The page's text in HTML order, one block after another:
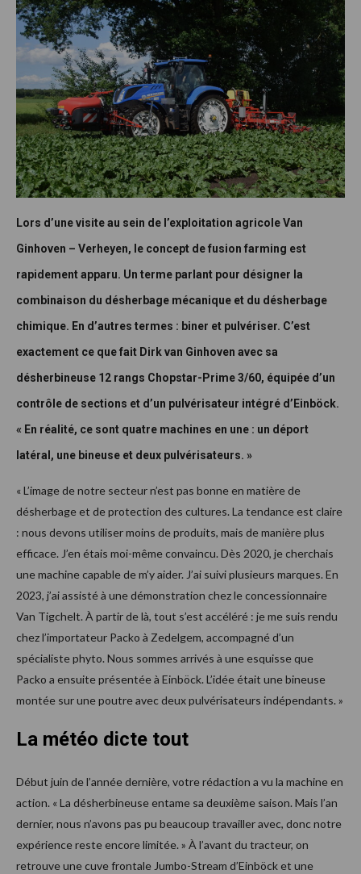
Lors d’une visite au sein de l’exploitation agricole Van
Ginhoven – Verheyen, le concept de fusion farming est
rapidement apparu. Un terme parlant pour désigner la
combinaison du désherbage mécanique et du désherbage
chimique. En d’autres termes : biner et pulvériser. C’est
exactement ce que fait Dirk van Ginhoven avec sa
désherbineuse 12 rangs Chopstar-Prime 3/60, équipée d’un
contrôle de sections et d’un pulvérisateur intégré d’Einböck.
« En réalité, ce sont quatre machines en une : un déport
latéral, une bineuse et deux pulvérisateurs. »
« L’image de notre secteur n’est pas bonne en matière de
désherbage et de protection des cultures. La tendance est claire
: nous devons utiliser moins de produits, mais de manière plus
efficace. J’en étais moi-même convaincu. Dès 2020, je cherchais
une machine capable de m’y aider. J’ai suivi plusieurs marques. En
2023, j’ai assisté à une démonstration chez le concessionnaire
Van Tigchelt. À partir de là, tout s’est accéléré : je me suis rendu
chez l’importateur Packo à Zedelgem, accompagné d’un
spécialiste phyto. Nous sommes arrivés à une esquisse que
Packo a ensuite présentée à Einböck. L’idée était une bineuse
montée sur une poutre avec deux pulvérisateurs indépendants. »
La météo dicte tout
Début juin de l’année dernière, votre rédaction a vu la machine en
action. « La désherbineuse entame sa deuxième saison. Mais l’an
dernier, nous n’avons pas pu beaucoup travailler avec, donc notre
expérience reste encore limitée. » À l’avant du tracteur, on
retrouve une cuve frontale Jumbo-Stream d’Einböck et une